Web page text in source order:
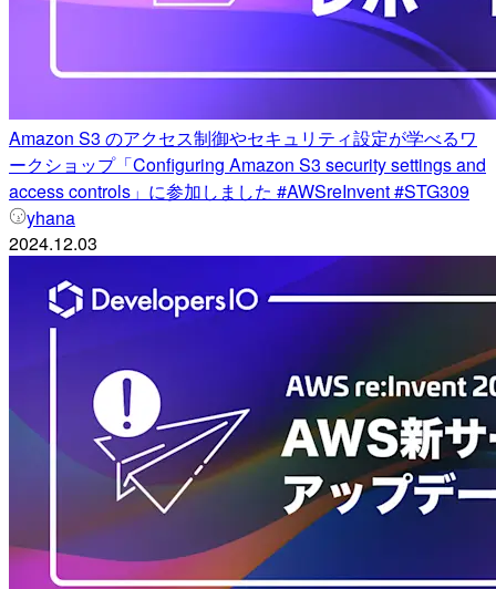
Amazon S3 のアクセス制御やセキュリティ設定が学べるワ
ークショップ「Configuring Amazon S3 security settings and
access controls」に参加しました #AWSreInvent #STG309
yhana
2024.12.03